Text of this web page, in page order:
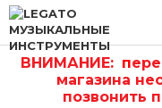
ВНИМАНИЕ: п
магазина
позвонить